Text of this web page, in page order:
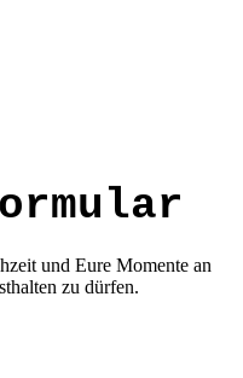
und Eure Momente an
zu dürfen.